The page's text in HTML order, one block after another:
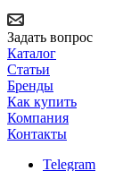
Задать вопрос
Каталог
Статьи
Бренды
Как купить
Компания
Контакты
Telegram